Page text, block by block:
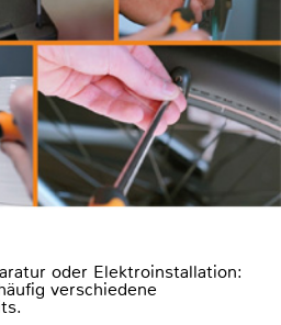
oder Elektroinstallation:
verschiedene